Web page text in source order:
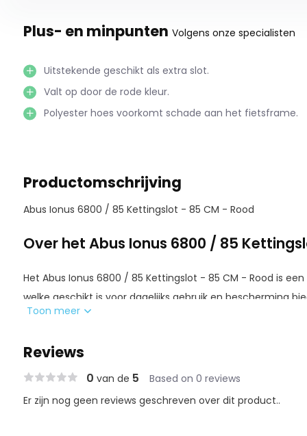
Plus- en minpunten Volgens onze specialisten
Uitstekende geschikt als extra slot.
Valt op door de rode kleur.
Polyester hoes voorkomt schade aan het fietsframe.
Productomschrijving
Abus Ionus 6800 / 85 Kettingslot - 85 CM - Rood
Over het Abus Ionus 6800 / 85
Het Abus Ionus 6800 / 85 Kettingslot - 85 CM - Rood is
welke geschikt is voor dagelijks gebruik en bescherming
kettingslot heeft een lengte van 85 centimeter wat maakt
bijvoorbeeld een lantaarnpaal. Dit verkleint de kans op
Het kettingslot heeft daarnaast een diameter van 6
kettingslot bemoeilijkt. Het kettingslot is voorzien van een
Toon meer
Reviews
0 van de 5 Based on 0 reviews
Er zijn nog geen reviews geschreven over dit product..